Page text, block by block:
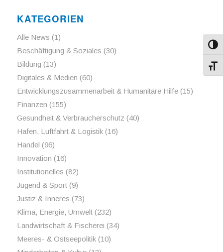
KATEGORIEN
Alle News (1)
Beschäftigung & Soziales (30)
Bildung (13)
Digitales & Medien (60)
Entwicklungszusammenarbeit & Humanitäre Hilfe(15)
Finanzen (155)
Gesundheit & Verbraucherschutz (40)
Hafen, Luftfahrt & Logistik(16)
Handel (96)
Innovation (16)
Institutionelles (82)
Jugend & Sport(9)
Justiz & Inneres (73)
Klima, Energie, Umwelt(232)
Landwirtschaft & Fischerei (34)
Meeres- & Ostseepolitik(10)